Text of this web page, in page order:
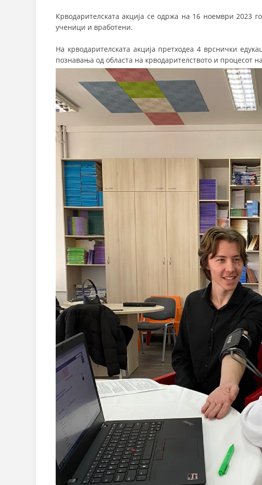
Крводарителската акција се одржа на 16 ноември 2023
ученици и вработени.
На крводарителската акција претходеа 4 врснички
познавања од областа на крводарителството и процесот